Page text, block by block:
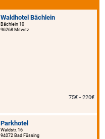
Waldhotel Bächlein
Bächlein 10
96268 Mitwitz
75€ - 220€
Parkhotel
Waldstr. 16
94072 Bad Füssing